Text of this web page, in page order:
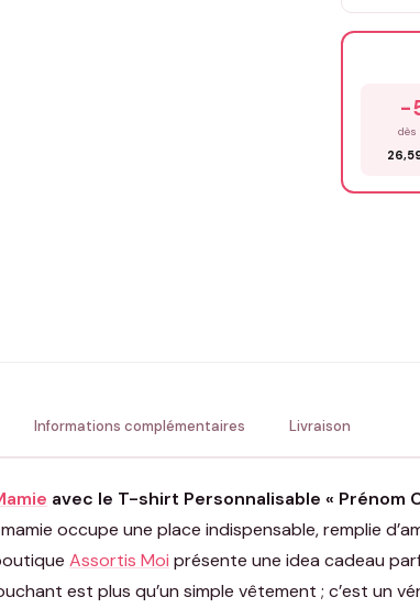
-
dès
Informations complémentaires Livraison
avec le T-shirt Personnalisable « Prénom
mamie occupe une place indispensable, remplie
Assortis Moi présente une idea cadeau
est plus qu’un simple vêtement ; c’est un